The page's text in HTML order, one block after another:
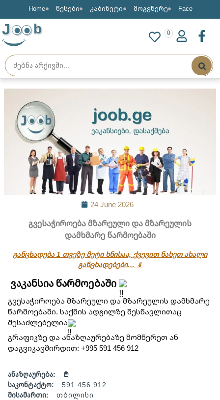
Home წესები კაბინეტი მოგვწერე Face
J b 0
24 June 2026
გვესაჭიროება მზარეული და მზარეულის
დამხმარე წარმოებაში
განცხადება 1 თვეზე მეტი ხნისაა, ქვევით ნახეთ ახალი
განცხადებები… ⇓
ვაკანსია წარმოებაში
გვესაჭიროება მზარეული და მზარეულის დამხმარე
წარმოებაში. საქმის ადგილზე შესწავლითაც
შესაძლებელია
გრაფიკზე და ანაზღაურებაზე მომწერეთ ან
დაგვიკავშირდით: +995 591 456 912
ანაზღაურება:
₾
საკონტაქტო:
591 456 912
მისამართი:
თბილისი